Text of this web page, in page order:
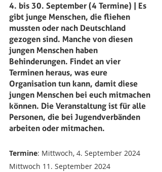
4. bis 30. September (4 Termine) | Es
gibt junge Menschen, die fliehen
mussten oder nach Deutschland
gezogen sind. Manche von diesen
jungen Menschen haben
Behinderungen. Findet an vier
Terminen heraus, was eure
Organisation tun kann, damit diese
jungen Menschen bei euch mitmachen
können. Die Veranstaltung ist für alle
Personen, die bei Jugendverbänden
arbeiten oder mitmachen.
Termine: Mittwoch, 4. September 2024
Mittwoch 11. September 2024